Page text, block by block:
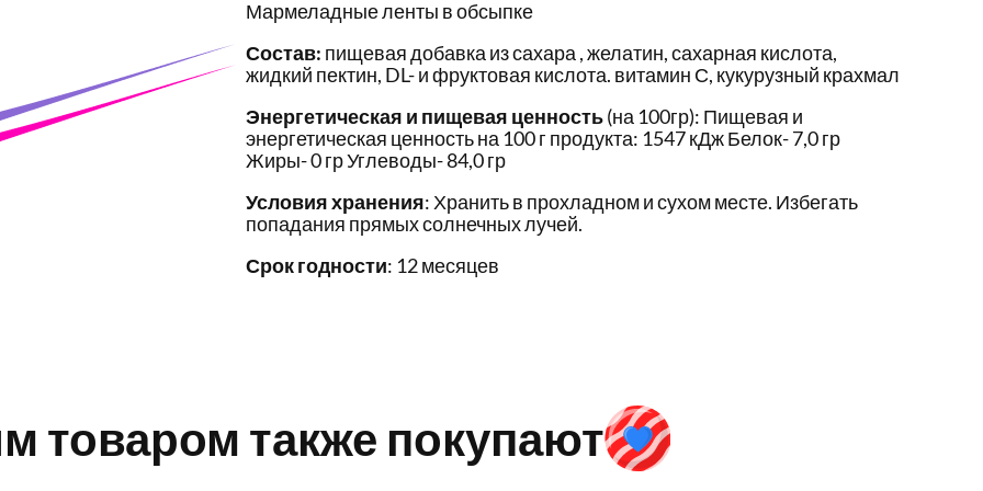
Мармеладные ленты в обсыпке
Состав: пищевая добавка из сахара , желатин, сахарная кислота,
жидкий пектин, DL- и фруктовая кислота. витамин С, кукурузный крахмал
Энергетическая и пищевая ценность(на 100гр): Пищевая и
энергетическая ценность на 100 г продукта: 1547 кДж Белок- 7,0 гр
Жиры- 0 гр Углеводы- 84,0 гр
Условия хранения: Хранить в прохладном и сухом месте. Избегать
попадания прямых солнечных лучей.
Срок годности: 12 месяцев
товаром также покупают